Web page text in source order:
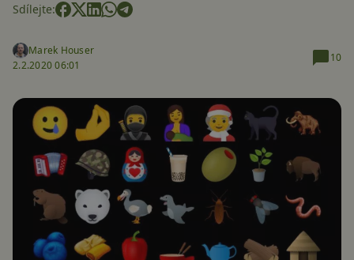
Sdílejte:
Marek Houser
2.2.2020 06:01
10